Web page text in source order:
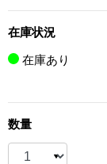
ランド
在庫状況
在庫あり
数量